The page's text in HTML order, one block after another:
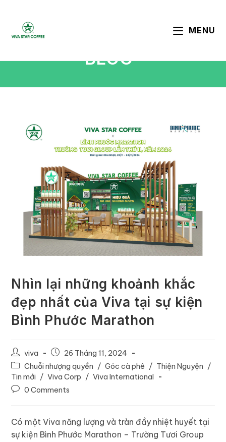
MENU
BLOG
Nhìn lại những khoảnh khắc
đẹp nhất của Viva tại sự kiện
Bình Phước Marathon
viva
26 Tháng 11, 2024
Chuỗi nhượng quyền / Góc cà phê / Thiện Nguyện /
Tin mới / Viva Corp / Viva International
0 Comments
Có một Viva năng lượng và tràn đầy nhiệt huyết tại
sự kiện Bình Phước Marathon – Trường Tươi Group